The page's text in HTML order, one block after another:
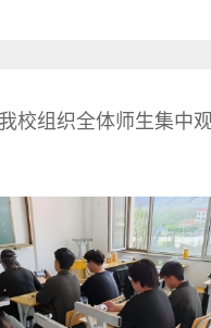
组织全体师生集中